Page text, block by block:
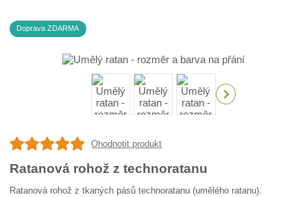
Doprava ZDARMA
Ohodnotit produkt
Ratanová rohož z technoratanu
Ratanová rohož z tkaných pásů technoratanu (umělého ratanu).